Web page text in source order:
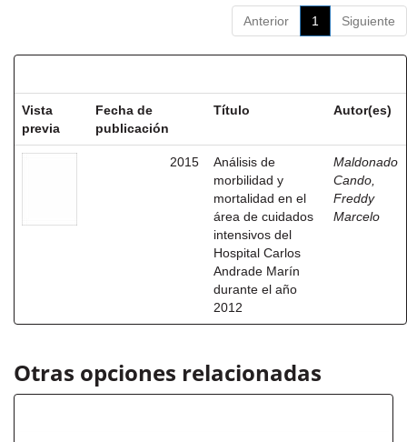
Anterior 1 Siguiente
Vista
previa
Fecha de
publicación
Título Autor(es)
2015
Análisis de
morbilidad y
mortalidad en el
área de cuidados
intensivos del
Hospital Carlos
Andrade Marín
durante el año
2012
Maldonado
Cando,
Freddy
Marcelo
Otras opciones relacionadas